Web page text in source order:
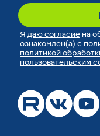
Я даю согласие на
ознакомлен(а) с
политикой
пользовательским